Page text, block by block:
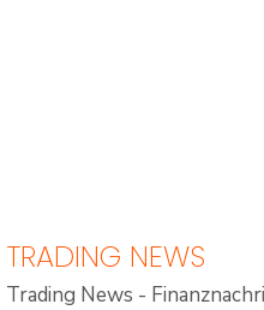
TRADING NEWS
Trading News -